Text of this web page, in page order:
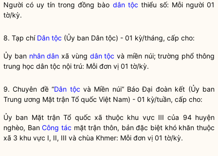
Người có uy tín trong đồng bào dân tộc thiểu số: Mỗi người 01
tờ/kỳ.
8. Tạp chí Dân tộc (Ủy ban Dân tộc) - 01 kỳ/tháng, cấp cho:
Ủy ban nhân dân xã vùng dân tộc và miền núi; trường phổ thông
trung học dân tộc nội trú: Mỗi đơn vị 01 tờ/kỳ.
9. Chuyên đề “Dân tộc và Miền núi” Báo Đại đoàn kết (Ủy ban
Trung ương Mặt trận Tổ quốc Việt Nam) - 01 kỳ/tuần, cấp cho:
Ủy ban Mặt trận Tổ quốc xã thuộc khu vực III của 94 huyện
nghèo, BanCông tác mặt trận thôn, bản đặc biệt khó khăn thuộc
xã 3 khu vực I, II, III và chùa Khmer: Mỗi đơn vị 01 tờ/kỳ.